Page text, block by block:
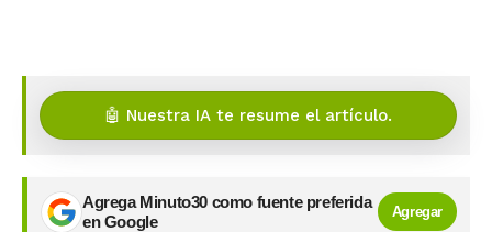
🤖 Nuestra IA te resume el artículo.
Agrega Minuto30 como fuente preferida
en Google
Agregar